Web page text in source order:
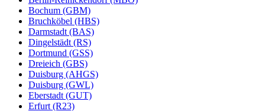
Bochum (GBM)
Bruchköbel (HBS)
Darmstadt (BAS)
Dingelstädt (RS)
Dortmund (GSS)
Dreieich (GBS)
Duisburg (AHGS)
Duisburg (GWL)
Eberstadt (GUT)
Erfurt (R23)